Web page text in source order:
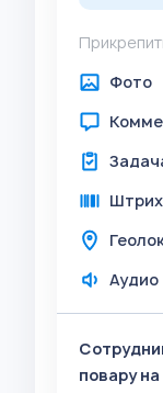
Фото
Аудио
повару